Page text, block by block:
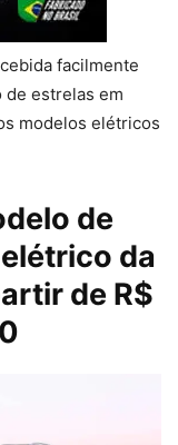
facilmente
de estrelas em
modelos elétricos
de
da
de R$